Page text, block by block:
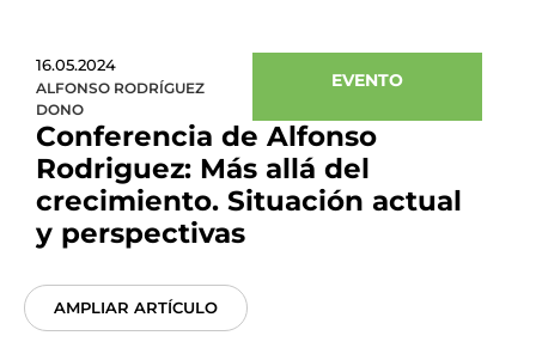
16.05.2024
ALFONSO RODRÍGUEZ
DONO
EVENTO
Conferencia de Alfonso
Rodriguez: Más allá del
crecimiento. Situación actual
y perspectivas
AMPLIAR ARTÍCULO